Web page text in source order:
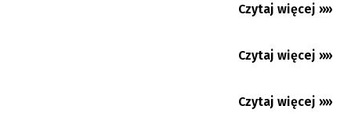
24.07.2026
Czytaj więcej »»
20.07.2026
Czytaj więcej »»
20.07.2026
Czytaj więcej »»
The Rolling Stones i „Foreign Tongues” -